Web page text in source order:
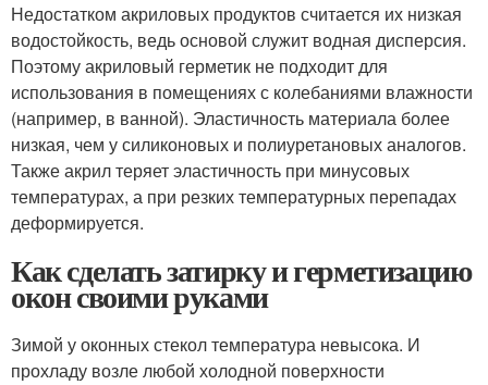
Недостатком акриловых продуктов считается их низкая
водостойкость, ведь основой служит водная дисперсия.
Поэтому акриловый герметик не подходит для
использования в помещениях с колебаниями влажности
(например, в ванной). Эластичность материала более
низкая, чем у силиконовых и полиуретановых аналогов.
Также акрил теряет эластичность при минусовых
температурах, а при резких температурных перепадах
деформируется.
Как сделать затирку и герметизацию
окон своими руками
Зимой у оконных стекол температура невысока. И
прохладу возле любой холодной поверхности